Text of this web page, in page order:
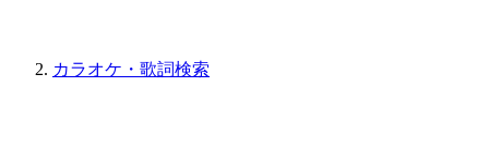
カラオケ・歌詞検索